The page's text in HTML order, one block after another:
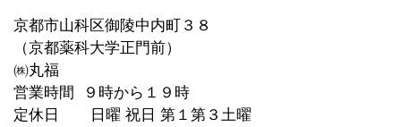
京都市山科区御陵中内町３８
（京都薬科大学正門前）
㈱丸福
営業時間 ９時から１９時
定休日 日曜 祝日 第１第３土曜